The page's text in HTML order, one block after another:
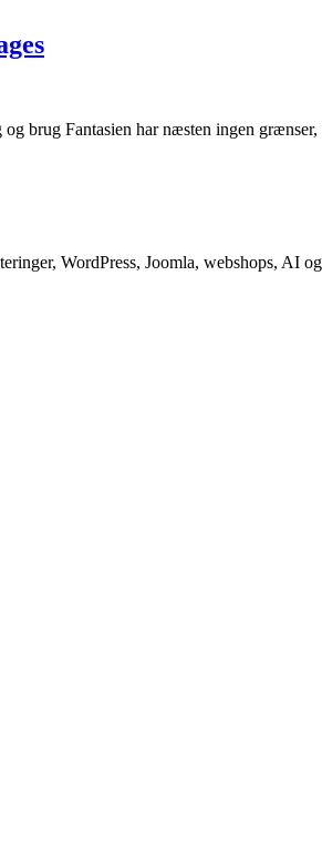
brug Fantasien har næsten ingen
WordPress, Joomla, webshops, AI